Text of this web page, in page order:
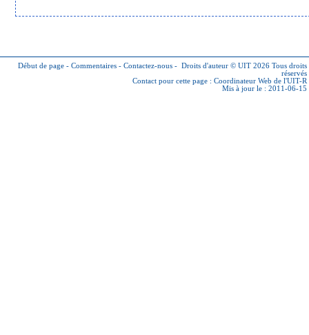
Début de page - Commentaires - Contactez-nous - Droits d'auteur © UIT 2026 Tous droits
réservés
Contact pour cette page : Coordinateur Web de l'UIT-R
Mis à jour le : 2011-06-15